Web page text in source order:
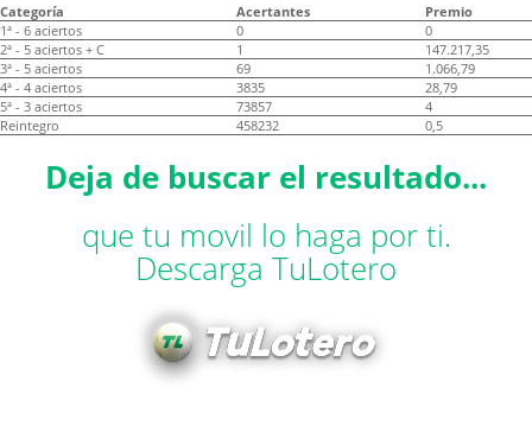
Categoría Acertantes
Premio
1ª - 6 aciertos
0
0
2ª - 5 aciertos + C
1
147.217,35
3ª - 5 aciertos
69
1.066,79
4ª - 4 aciertos
3835
28,79
5ª - 3 aciertos
73857
4
Reintegro
458232 0,5
Deja de buscar el resultado...
que tu movil lo haga por ti.
Descarga TuLotero